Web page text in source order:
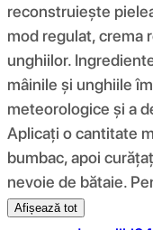
reconstruiește
mod regulat, crema
unghiilor.
mâinile și unghiile
meteorologice și a
Aplicați o cantitate
bumbac, apoi
nevoie de bătaie.
Afișează tot